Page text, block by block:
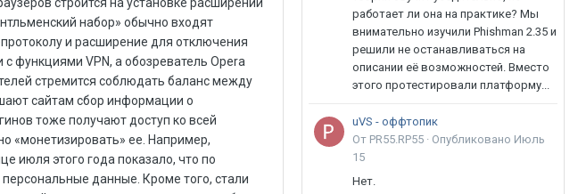
работает ли она на практике? Мы
внимательно изучили Phishman 2.35 и
решили не останавливаться на
описании её возможностей. Вместо
этого протестировали платформу...
uVS - оффтопик
От PR55.RP55 · Опубликовано Июль
15
Нет.